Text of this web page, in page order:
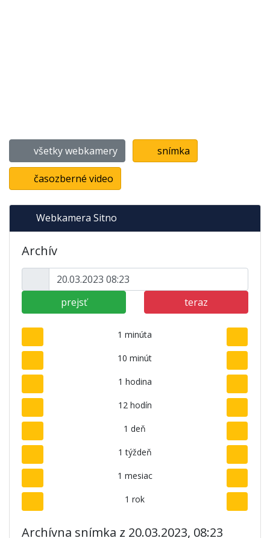
všetky webkamery snímka
časozberné video
Webkamera Sitno
Archív
prejsť teraz
1 minúta
10 minút
1 hodina
12 hodín
1 deň
1 týždeň
1 mesiac
1 rok
Archívna snímka z 20.03.2023, 08:23